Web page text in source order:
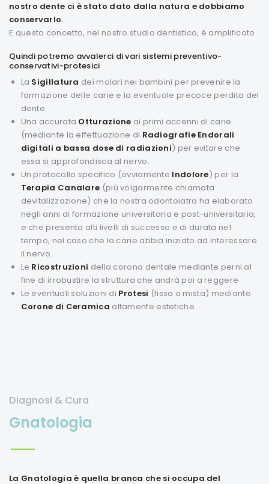
nostro dente ci è stato dato dalla natura e dobbiamo
conservarlo.
E questo concetto, nel nostro studio dentistico, é amplificato.
Quindi potremo avvalerci di vari sistemi preventivo-
conservativi-protesici
La Sigillatura dei molari nei bambini per prevenire la
formazione delle carie e la eventuale precoce perdita del
dente.
Una accurata Otturazione ai primi accenni di carie
(mediante la effettuazione di Radiografie Endorali
digitali a bassa dose di radiazioni) per evitare che
essa si approfondisca al nervo.
Un protocollo specifico (ovviamente Indolore) per la
Terapia Canalare (più volgarmente chiamata
devitalizzazione) che la nostra odontoiatra ha elaborato
negli anni di formazione universitaria e post-universitaria,
e che presenta alti livelli di successo e di durata nel
tempo, nel caso che la carie abbia iniziato ad interessare
il nervo.
Le Ricostruzioni della corona dentale mediante perni al
fine di irrobustire la struttura che andrà poi a reggere
Le eventuali soluzioni di Protesi (fissa o mista) mediante
Corone di Ceramica altamente estetiche
Diagnosi & Cura
Gnatologia
La Gnatologia è quella branca che si occupa del